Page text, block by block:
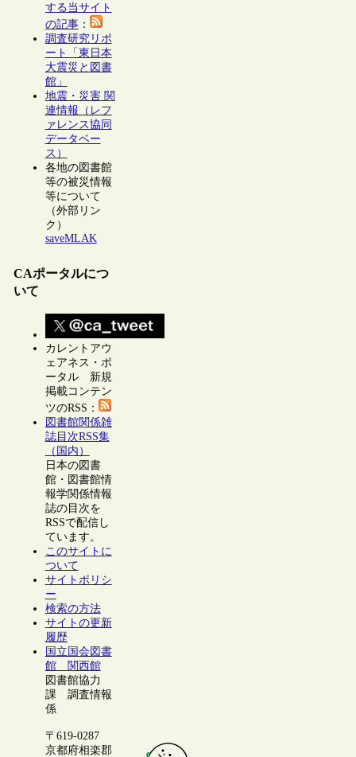
する当サイト
の記事：
調査研究リポ
ート「東日本
大震災と図書
館」
地震・災害 関
連情報（レフ
ァレンス協同
データベー
ス）
各地の図書館
等の被災情報
等について
（外部リン
ク）
saveMLAK
CAポータルにつ
いて
カレントアウ
ェアネス・ポ
ータル 新規
掲載コンテン
ツのRSS：
図書館関係雑
誌目次RSS集
（国内）
日本の図書
館・図書館情
報学関係情報
誌の目次を
RSSで配信し
ています。
このサイトに
ついて
サイトポリシ
ー
検索の方法
サイトの更新
履歴
国立国会図書
館 関西館
図書館協力
課 調査情報
係
〒619-0287
京都府相楽郡